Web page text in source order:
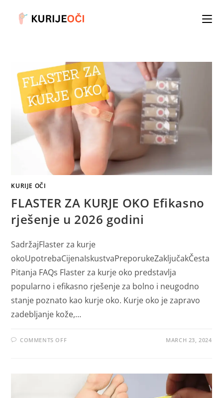
KURIJE OČI
FLASTER ZA KURJE OKO Efikasno
rješenje u 2026 godini
SadržajFlaster za kurje
okoUpotrebaCijenaIskustvaPreporukeZaključakČesta
Pitanja FAQs Flaster za kurje oko predstavlja
popularno i efikasno rješenje za bolno i neugodno
stanje poznato kao kurje oko. Kurje oko je zapravo
zadebljanje kože,…
COMMENTS OFFON
EFIKASNO
RJEŠENJE
2026
MARCH 23, 2024